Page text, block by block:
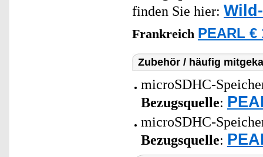
finden Sie hier:
Frankreich PEARL €
Zubehör / häufig
microSDHC-
Bezugsquelle:
microSDHC-
Bezugsquelle: